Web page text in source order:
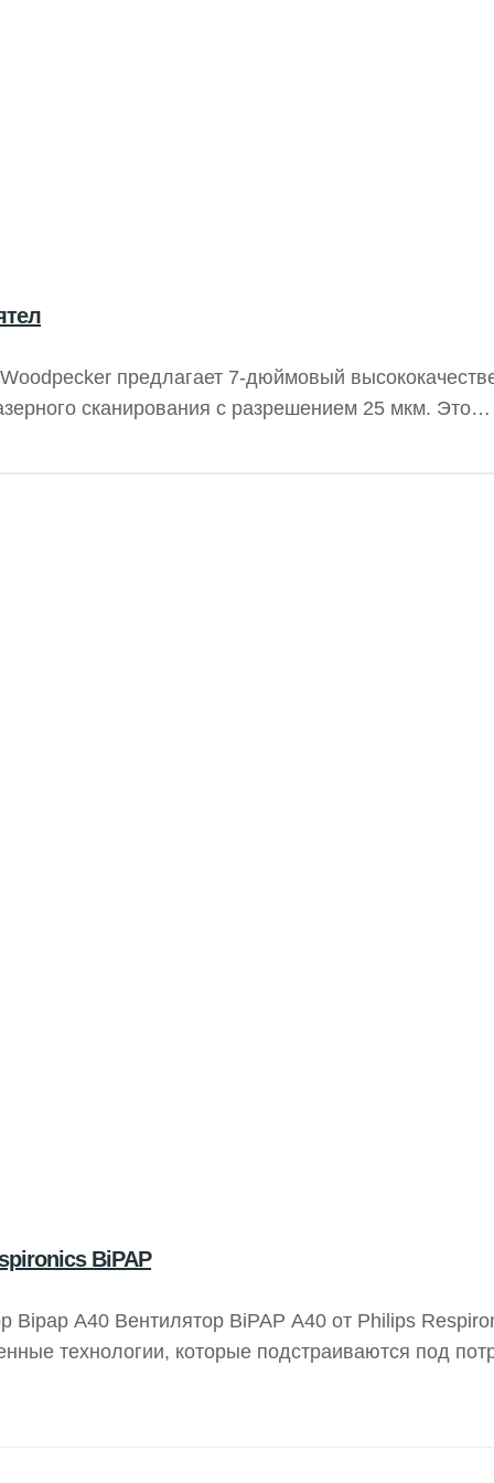
предлагает 7-дюймовый
сканирования с разрешением 25 мкм. Это
что делает диагностику более надежной.
BiPAP
A40 Вентилятор BiPAP A40 от Philips
технологии, которые подстраиваются под
режим вентиляции AVAPS-AE
Устройство также предлагает